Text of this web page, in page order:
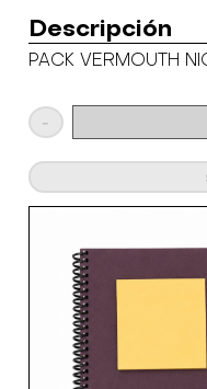
Descripción
PACK VERMOUTH
-